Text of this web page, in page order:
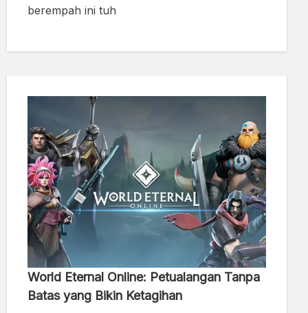
berempah ini tuh
World Eternal Online: Petualangan Tanpa
Batas yang Bikin Ketagihan